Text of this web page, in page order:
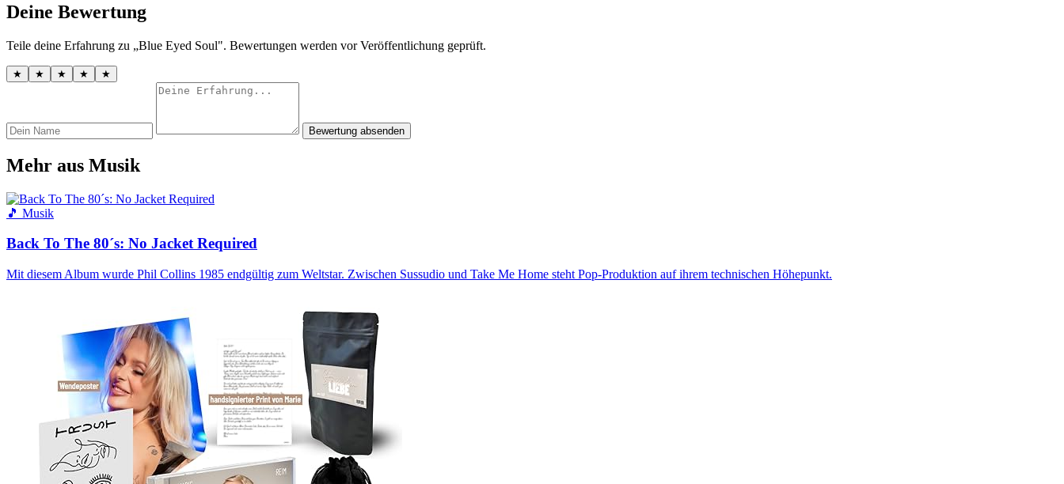
Deine Bewertung
Teile deine Erfahrung zu „Blue Eyed Soul". Bewertungen werden vor Veröffentlichung geprüft.
★ ★ ★ ★ ★
Bewertung absenden
Mehr aus Musik
🎵 Musik
Back To The 80´s: No Jacket Required
Mit diesem Album wurde Phil Collins 1985 endgültig zum Weltstar. Zwischen Sussudio und Take Me Home steht Pop-Produktion auf ihrem technischen Höhepunkt.